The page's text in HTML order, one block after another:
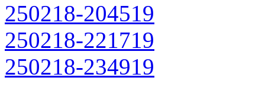
250218-204519
250218-221719
250218-234919